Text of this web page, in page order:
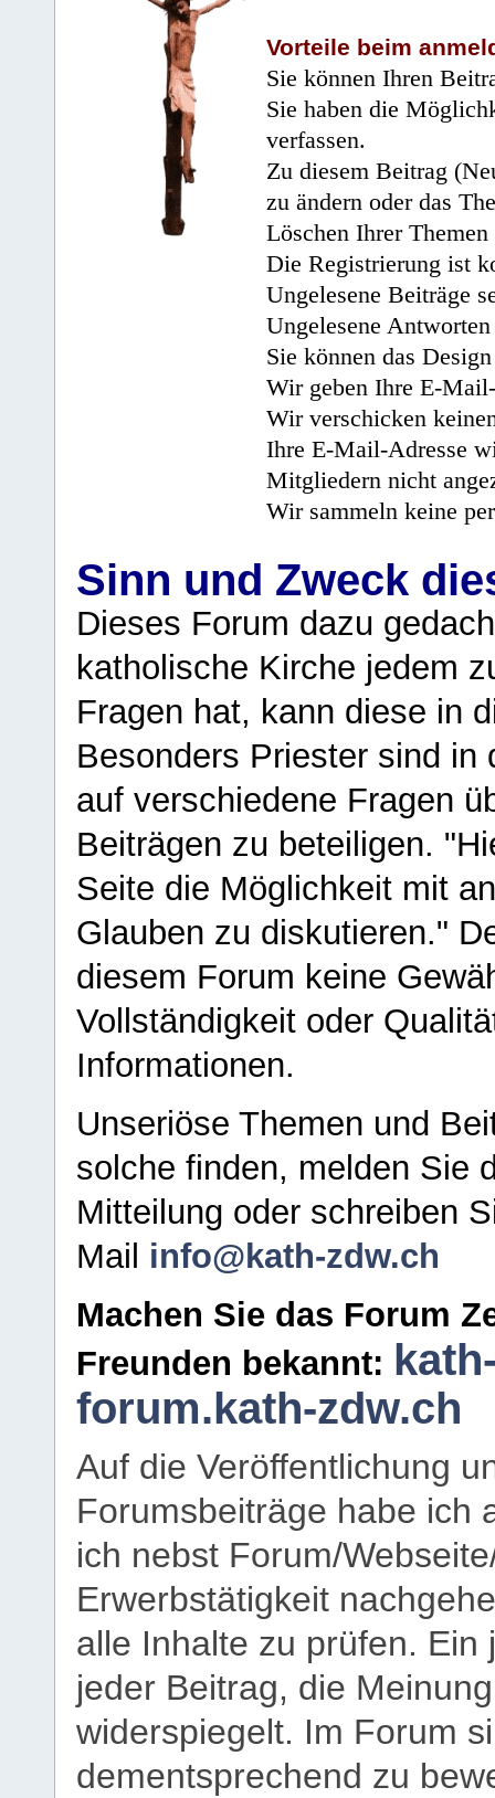
Vorteile beim
Sie können Ihren
Sie haben die
verfassen.
Zu diesem Beitrag
zu ändern oder das
Löschen Ihrer
Die Registrierung ist
Ungelesene Beiträge
Ungelesene
Sie können das
Wir geben Ihre E-
Wir verschicken
Ihre E-Mail-Adresse
Mitgliedern nicht
Wir sammeln keine
Sinn und Zweck
Dieses Forum dazu
katholische Kirche jedem
Fragen hat, kann diese in
Besonders Priester sind in
auf verschiedene Fragen
Beiträgen zu beteiligen.
Seite die Möglichkeit mit
Glauben zu diskutieren."
diesem Forum keine
Vollständigkeit oder
Informationen.
Unseriöse Themen und
solche finden, melden Sie
Mitteilung oder schreiben
Mail info@kath-zdw.ch
Machen Sie das Forum
Freunden bekannt:
forum.kath-zdw.ch
Auf die Veröffentlichung
Forumsbeiträge habe ich
ich nebst Forum/
Erwerbstätigkeit
alle Inhalte zu prüfen.
jeder Beitrag, die
widerspiegelt. Im Forum
dementsprechend zu